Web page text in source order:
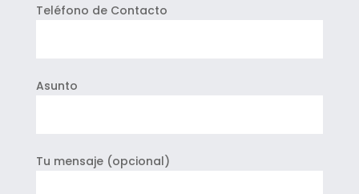
Teléfono de Contacto
Asunto
Tu mensaje (opcional)